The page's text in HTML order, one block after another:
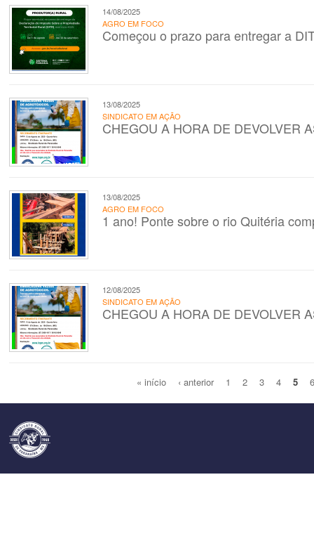
14/08/2025
AGRO EM FOCO
Começou o prazo para entregar a
13/08/2025
SINDICATO EM AÇÃO
CHEGOU A HORA DE DEVOLVER
13/08/2025
AGRO EM FOCO
1 ano! Ponte sobre o rio Quitéria
12/08/2025
SINDICATO EM AÇÃO
CHEGOU A HORA DE DEVOLVER
« início ‹ anterior 1 2 3 4 5